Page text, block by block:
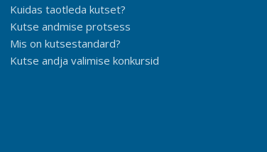
Kuidas taotleda kutset?
Kutse andmise protsess
Mis on kutsestandard?
Kutse andja valimise konkursid